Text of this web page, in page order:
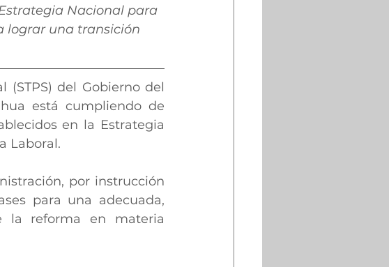
Nacional para
lograr una transición
(STPS) del Gobierno del
está cumpliendo de
en la Estrategia
Laboral.
por instrucción
para una adecuada,
la reforma en materia